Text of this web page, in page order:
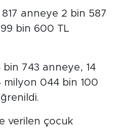
anneye 2 bin 587
bin 600 TL
bin 743 anneye, 14
milyon 044 bin 100
verilen çocuk